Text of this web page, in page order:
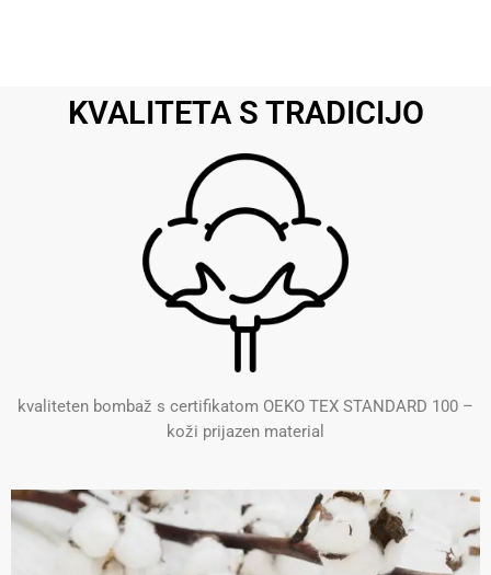
KVALITETA S TRADICIJO
kvaliteten bombaž s certifikatom OEKO TEX STANDARD 100 –
koži prijazen material